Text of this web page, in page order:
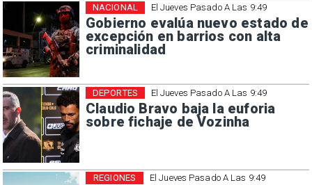
El Jueves Pasado A Las 9:49
Gobierno evalúa nuevo estado de
excepción en barrios con alta
criminalidad
NACIONAL
El Jueves Pasado A Las 9:49
Claudio Bravo baja la euforia
sobre fichaje de Vozinha
DEPORTES
El Jueves Pasado A Las 9:49
REGIONES